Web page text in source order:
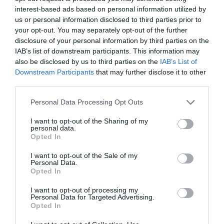
interest-based ads based on personal information utilized by
us or personal information disclosed to third parties prior to
your opt-out. You may separately opt-out of the further
disclosure of your personal information by third parties on the
IAB’s list of downstream participants. This information may
also be disclosed by us to third parties on the IAB’s List of
Downstream Participants that may further disclose it to other
Personal Data Processing Opt Outs
I want to opt-out of the Sharing of my
personal data.
Opted In
I want to opt-out of the Sale of my
Personal Data.
Opted In
I want to opt-out of processing my
Personal Data for Targeted Advertising.
Opted In
przewodnikiem.
2. Snorkeling
Snorkeling w Aitutaki to obowiązkowy punkt
programu. Można podziwiać rafy koralowe i
różnorodne gatunki ryb, korzystając z
oferowanych przez hotele pakietów. Nie zapomnij
zabrać ze sobą aparatu, aby uwiecznić
niepowtarzalne chwile.
Nie można przegapić wycieczek po lagunie Aitutaki.
Wiele hoteli organizuje rejony podróże, które dają
możliwość odkrycia mniej dostępnych miejsc oraz
poznania lokalnej kultury. Uczestnicy maja okazję
wyspy.
Podsumowanie